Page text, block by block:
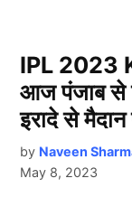
IPL 2023
आज पंजाब से
इरादे से
by Naveen
May 8, 2023